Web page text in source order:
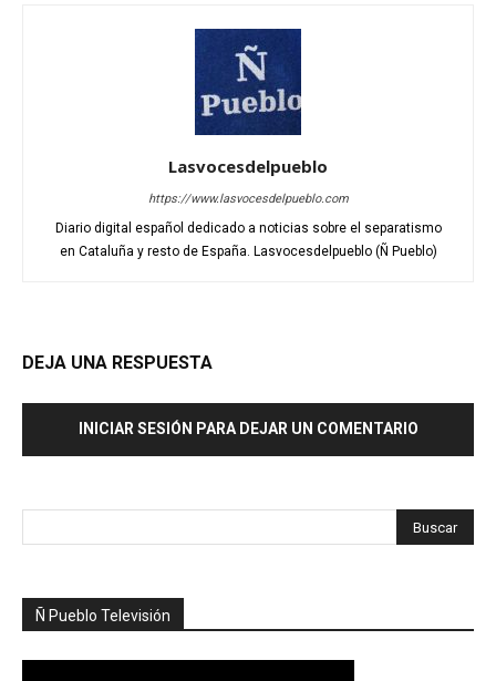
Lasvocesdelpueblo
https://www.lasvocesdelpueblo.com
Diario digital español dedicado a noticias sobre el separatismo
en Cataluña y resto de España. Lasvocesdelpueblo (Ñ Pueblo)
DEJA UNA RESPUESTA
INICIAR SESIÓN PARA DEJAR UN COMENTARIO
Ñ Pueblo Televisión